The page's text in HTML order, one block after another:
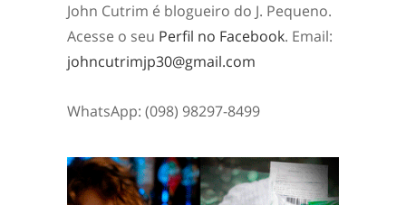
John Cutrim é blogueiro do J. Pequeno.
Acesse o seu Perfil no Facebook. Email:
johncutrimjp30@gmail.com
WhatsApp: (098) 98297-8499